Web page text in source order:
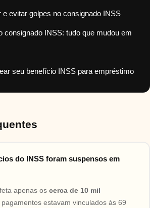
evitar golpes no consignado INSS
INSS: tudo que mudou em
seu benefício INSS para empréstimo
do INSS foram suspensos em
apenas os cerca de 10 mil
pagamentos estavam vinculados às 69